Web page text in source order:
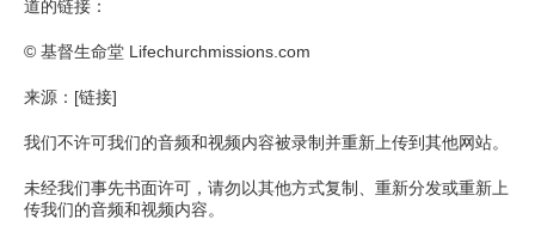
道的链接：
© 基督生命堂 Lifechurchmissions.com
来源：[链接]
我们不许可我们的音频和视频内容被录制并重新上传到其他网站。
未经我们事先书面许可，请勿以其他方式复制、重新分发或重新上
传我们的音频和视频内容。